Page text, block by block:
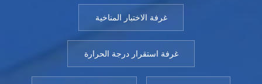
غرفة الاختبار المناخية
غرفة استقرار درجة الحرارة